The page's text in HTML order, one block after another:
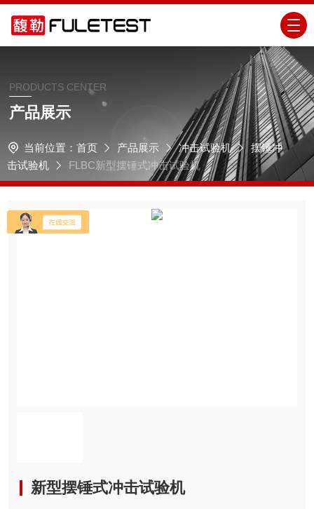
PRODUCTS CENTER
产品展示
当前位置： 首页 产品展示 冲击试验机
摆锤冲
击试验机
FLBC新型摆锤式冲击试验机
新型摆锤式冲击试验机